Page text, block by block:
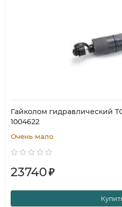
Гайколом гидравлический
1004622
Очень мало
23740₽